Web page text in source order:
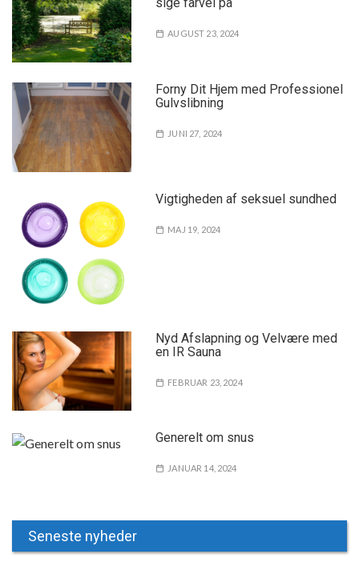
sige farvel på
AUGUST 23, 2024
Forny Dit Hjem med Professionel
Gulvslibning
JUNI 27, 2024
Vigtigheden af seksuel sundhed
MAJ 19, 2024
Nyd Afslapning og Velvære med
en IR Sauna
FEBRUAR 23, 2024
Generelt om snus
JANUAR 14, 2024
Seneste nyheder